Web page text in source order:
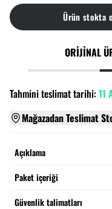
Ürün stokta
ORİJİNAL
Tahmini teslimat tarihi:11
Mağazadan Teslimat
Açıklama
Paket içeriği
Güvenlik talimatları